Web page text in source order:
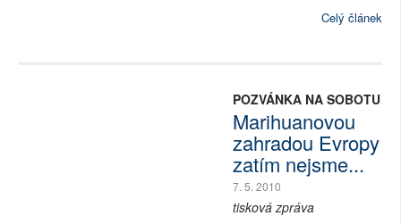
Celý článek
POZVÁNKA NA SOBOTU
Marihuanovou
zahradou Evropy
zatím nejsme...
7. 5. 2010
tisková zpráva